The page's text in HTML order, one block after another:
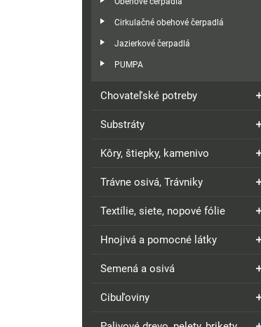
Cirkulačné obehové čerpadlá
Jazierkové čerpadlá
PUMPA
Chovateľské potreby
Substráty
Kôry, štiepky, kamenivo
Trávne osivá, Trávniky
Textílie, siete, nopové fólie
Hnojivá a pomocné látky
Semená a osivá
Cibuľoviny